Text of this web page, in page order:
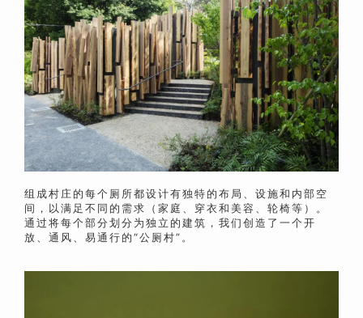
组成村庄的每个厕所都设计有独特的布局、设施和内部空
间，以满足不同的需求（家庭、穿衣和美容、轮椅等）。
通过将每个部分划分为独立的建筑，我们创造了一个开
放、通风、易通行的“公厕村”。